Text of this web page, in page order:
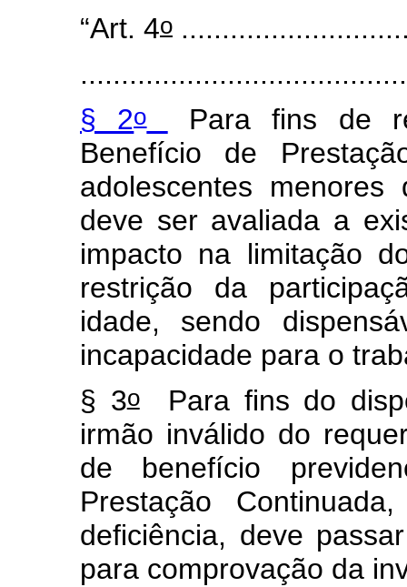
“Art. 4o
§ 2o
Para fins de
Benefício de
adolescentes
deve ser avaliada a
impacto na limitação
restrição da
idade, sendo
incapacidade para o
§ 3oPara fins do
irmão inválido do
de benefício
Prestação
deficiência, deve
para comprovação da